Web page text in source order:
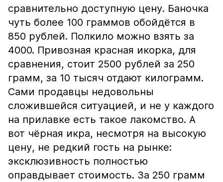
сравнительно доступную цену. Баночка
чуть более 100 граммов обойдётся в
850 рублей. Полкило можно взять за
4000. Привозная красная икорка, для
сравнения, стоит 2500 рублей за 250
грамм, за 10 тысяч отдают килограмм.
Сами продавцы недовольны
сложившейся ситуацией, и не у каждого
на прилавке есть такое лакомство. А
вот чёрная икра, несмотря на высокую
цену, не редкий гость на рынке:
эксклюзивность полностью
оправдывает стоимость. За 250 грамм